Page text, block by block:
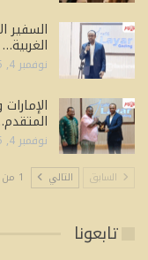
السفير
الغربية…
نوفمبر 4, 2025
نوفمبر 4, 2025
السابق التالي 1 من 72
تابعونا